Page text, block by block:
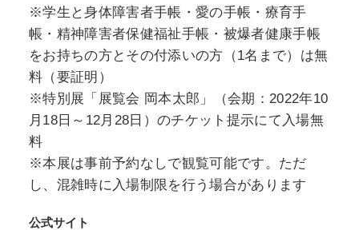
※学生と身体障害者手帳・愛の手帳・療育手
帳・精神障害者保健福祉手帳・被爆者健康手帳
をお持ちの方とその付添いの方（1名まで）は無
料（要証明）
※特別展「展覧会 岡本太郎」（会期：2022年10
月18日～12月28日）のチケット提示にて入場無
料
※本展は事前予約なしで観覧可能です。ただ
し、混雑時に入場制限を行う場合があります
公式サイト